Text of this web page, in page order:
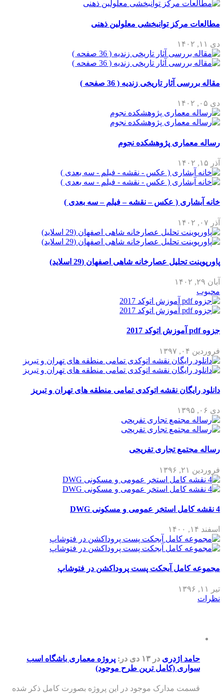
مطالعات مرکز توانبخشی معلولین ذهنی
دی ۱۱, ۱۴۰۲
مقاله بررسی آثار تاریخی زندیه ( 36 صفحه )
دی ۰۵, ۱۴۰۲
رساله معماری پژوهشکده نجوم
آذر ۱۵, ۱۴۰۲
خانه آبشاری ( عکس – نقشه – فیلم – سه بعدی )
آذر ۰۷, ۱۴۰۲
پاورپوینت تحلیل عصارخانه شاهی اصفهان (29 اسلاید)
آبان ۲۹, ۱۴۰۲
محبوب
جزوه pdf آموزش اتوکد 2017
فروردین ۰۴, ۱۳۹۷
دانلود رایگان نقشه اتوکدی تمامی منطقه های تهران و تبریز
دی ۰۶, ۱۳۹۵
رساله مجتمع تجاری تفریحی
فروردین ۲۱, ۱۳۹۶
4 نقشه کامل استخر عمومی و مسکونی DWG
اسفند ۱۴, ۱۴۰۰
مجموعه کامل آبجکت پست پروداکشن در فتوشاپ
تیر ۱۱, ۱۳۹۶
نظرات
حامد اژدری در ۱۳ دی در: پروژه معماری باشگاه اسب
سواری (کامل ترین طرح موجود)
قسمت مدارک موجود در این پروژه بصورت کامل ذکر شده